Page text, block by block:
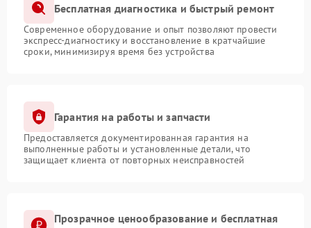
Бесплатная диагностика и быстрый ремонт
Современное оборудование и опыт позволяют провести
экспресс-диагностику и восстановление в кратчайшие
сроки, минимизируя время без устройства
Гарантия на работы и запчасти
Предоставляется документированная гарантия на
выполненные работы и установленные детали, что
защищает клиента от повторных неисправностей
Прозрачное ценообразование и бесплатная